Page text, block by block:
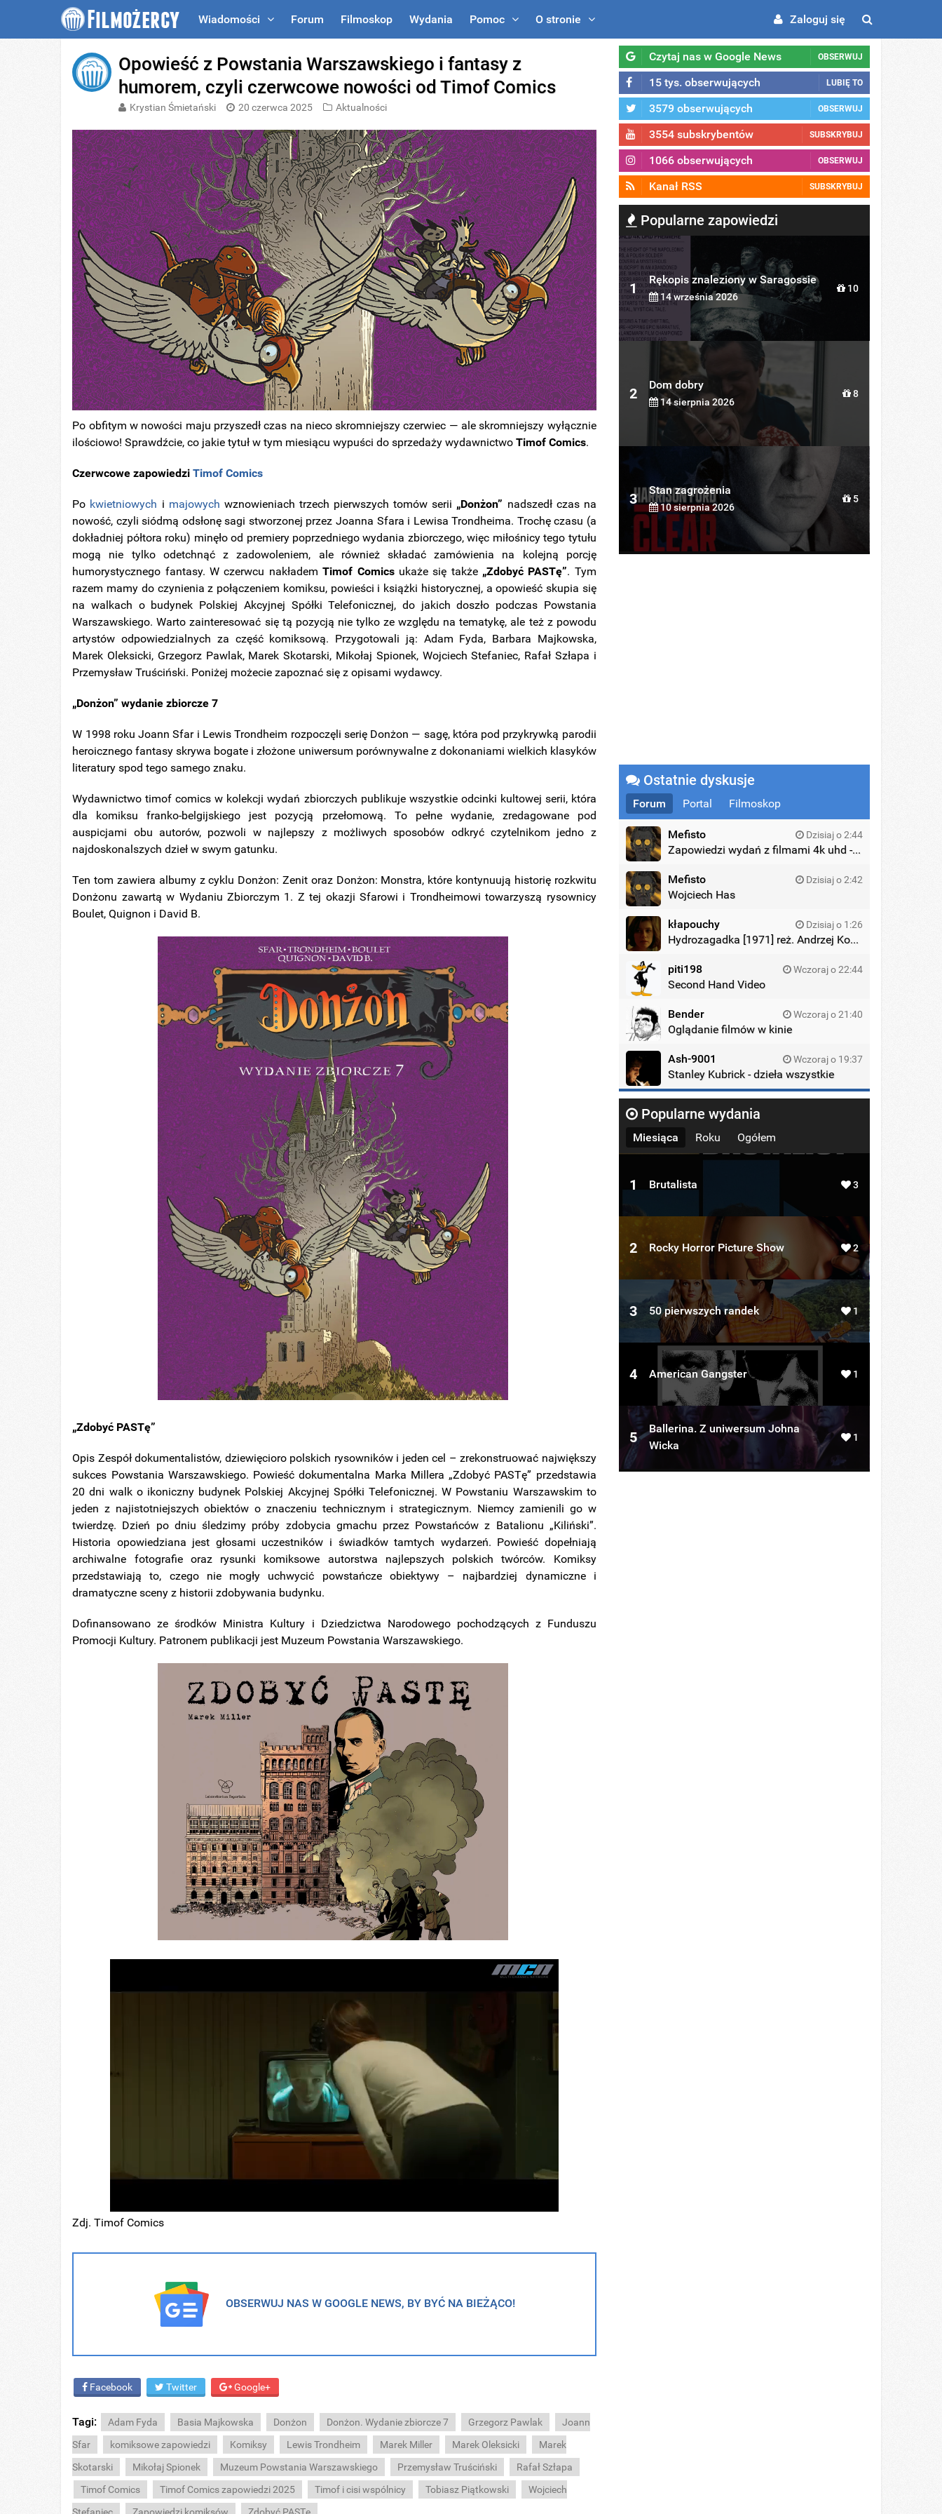
Wiadomości Forum Filmoskop Wydania Pomoc O stronie Zaloguj się
Opowieść z Powstania Warszawskiego i fantasy z
humorem, czyli czerwcowe nowości od Timof Comics
Krystian Śmietański 20 czerwca 2025 Aktualności
Po obfitym w nowości maju przyszedł czas na nieco skromniejszy czerwiec — ale skromniejszy wyłącznie
ilościowo! Sprawdźcie, co jakie tytuł w tym miesiącu wypuści do sprzedaży wydawnictwoTimof Comics.
Czerwcowe zapowiedziTimof Comics
Po kwietniowych i majowych wznowieniach trzech pierwszych tomów serii „Donżon” nadszedł czas na
nowość, czyli siódmą odsłonę sagi stworzonej przez Joanna Sfara i Lewisa Trondheima. Trochę czasu (a
dokładniej półtora roku) minęło od premiery poprzedniego wydania zbiorczego, więc miłośnicy tego tytułu
mogą nie tylko odetchnąć z zadowoleniem, ale również składać zamówienia na kolejną porcję
humorystycznego fantasy. W czerwcu nakłademTimof Comicsukaże się także „Zdobyć PASTę”. Tym
razem mamy do czynienia z połączeniem komiksu, powieści i książki historycznej, a opowieść skupia się
na walkach o budynek Polskiej Akcyjnej Spółki Telefonicznej, do jakich doszło podczas Powstania
Warszawskiego. Warto zainteresować się tą pozycją nie tylko ze względu na tematykę, ale też z powodu
artystów odpowiedzialnych za część komiksową. Przygotowali ją: Adam Fyda, Barbara Majkowska,
Marek Oleksicki, Grzegorz Pawlak, Marek Skotarski, Mikołaj Spionek, Wojciech Stefaniec, Rafał Szłapa i
Przemysław Truściński. Poniżej możecie zapoznać się z opisami wydawcy.
„Donżon” wydanie zbiorcze 7
W 1998 roku Joann Sfar i Lewis Trondheim rozpoczęli serię Donżon — sagę, która pod przykrywką parodii
heroicznego fantasy skrywa bogate i złożone uniwersum porównywalne z dokonaniami wielkich klasyków
literatury spod tego samego znaku.
Wydawnictwo timof comics w kolekcji wydań zbiorczych publikuje wszystkie odcinki kultowej serii, która
dla komiksu franko-belgijskiego jest pozycją przełomową. To pełne wydanie, zredagowane pod
auspicjami obu autorów, pozwoli w najlepszy z możliwych sposobów odkryć czytelnikom jedno z
najdoskonalszych dzieł w swym gatunku.
Ten tom zawiera albumy z cyklu Donżon: Zenit oraz Donżon: Monstra, które kontynuują historię rozkwitu
Donżonu zawartą w Wydaniu Zbiorczym 1. Z tej okazji Sfarowi i Trondheimowi towarzyszą rysownicy
Boulet, Quignon i David B.
„Zdobyć PASTę”
Opis Zespół dokumentalistów, dziewięcioro polskich rysowników i jeden cel – zrekonstruować największy
sukces Powstania Warszawskiego. Powieść dokumentalna Marka Millera „Zdobyć PASTę” przedstawia
20 dni walk o ikoniczny budynek Polskiej Akcyjnej Spółki Telefonicznej. W Powstaniu Warszawskim to
jeden z najistotniejszych obiektów o znaczeniu technicznym i strategicznym. Niemcy zamienili go w
twierdzę. Dzień po dniu śledzimy próby zdobycia gmachu przez Powstańców z Batalionu „Kiliński”.
Historia opowiedziana jest głosami uczestników i świadków tamtych wydarzeń. Powieść dopełniają
archiwalne fotografie oraz rysunki komiksowe autorstwa najlepszych polskich twórców. Komiksy
przedstawiają to, czego nie mogły uchwycić powstańcze obiektywy – najbardziej dynamiczne i
dramatyczne sceny z historii zdobywania budynku.
Dofinansowano ze środków Ministra Kultury i Dziedzictwa Narodowego pochodzących z Funduszu
Promocji Kultury. Patronem publikacji jest Muzeum Powstania Warszawskiego.
Zdj. Timof Comics
OBSERWUJ NAS W GOOGLE NEWS, BY BYĆ NA BIEŻĄCO!
Facebook Twitter Google+
Tagi: Adam Fyda Basia Majkowska Donżon Donżon. Wydanie zbiorcze 7 Grzegorz Pawlak
Joann
Sfar
komiksowe zapowiedzi Komiksy Lewis Trondheim Marek Miller Marek Oleksicki
Marek
Skotarski
Mikołaj Spionek Muzeum Powstania Warszawskiego Przemysław Truściński
Rafał Szłapa
Timof Comics
Timof Comics zapowiedzi 2025 Timof i cisi wspólnicy Tobiasz Piątkowski
Wojciech
Czytaj nas w Google News OBSERWUJ
15 tys. obserwujących LUBIĘ TO
3579 obserwujących OBSERWUJ
3554 subskrybentów SUBSKRYBUJ
1066 obserwujących OBSERWUJ
Kanał RSS SUBSKRYBUJ
Popularne zapowiedzi
1
Rękopis znaleziony w Saragossie
14 września 2026
10
2
Dom dobry
14 sierpnia 2026
8
3
Stan zagrożenia
10 sierpnia 2026
5
Ostatnie dyskusje
Forum Portal Filmoskop
Mefisto Dzisiaj o 2:44
Zapowiedzi wydań z filmami 4k uhd - zagraniczne wydania
Mefisto Dzisiaj o 2:42
Wojciech Has
kłapouchy Dzisiaj o 1:26
Hydrozagadka [1971] reż. Andrzej Kondratiuk
piti198 Wczoraj o 22:44
Second Hand Video
Bender Wczoraj o 21:40
Oglądanie filmów w kinie
Ash-9001 Wczoraj o 19:37
Stanley Kubrick - dzieła wszystkie
Popularne wydania
Miesiąca Roku Ogółem
1 Brutalista 3
2 Rocky Horror Picture Show 2
3 50 pierwszych randek 1
4 American Gangster 1
5
Ballerina. Z uniwersum Johna
Wicka
1